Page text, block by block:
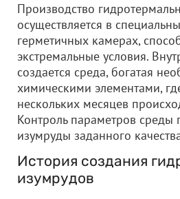
Производство
осуществляется в
герметичных камерах,
экстремальные условия.
создается среда, богатая
химическими элементами,
нескольких месяцев
Контроль параметров среды
изумруды заданного
История создания
изумрудов